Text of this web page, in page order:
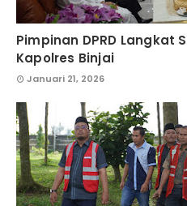
Pimpinan DPRD Langkat
Kapolres Binjai
Januari 21, 2026